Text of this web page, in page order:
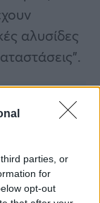
parties, or
for
opt-out
αλυσίδες